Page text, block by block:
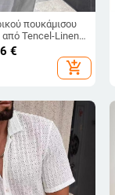
πουκάμισου
από Tencel-Linen
στυλ,
ύφος,
€
add_shopping_cart